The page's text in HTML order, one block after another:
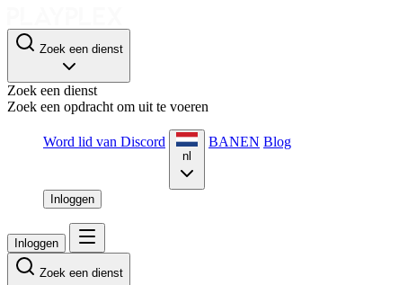
Zoek een dienst
Zoek een dienst
Zoek een opdracht om uit te voeren
Word lid van Discord
nl
BANEN Blog
Inloggen
Inloggen
Zoek een dienst